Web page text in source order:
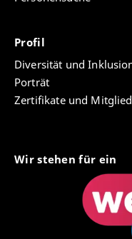
Profil
Diversität und
Porträt
Zertifikate und
Wir stehen für ein